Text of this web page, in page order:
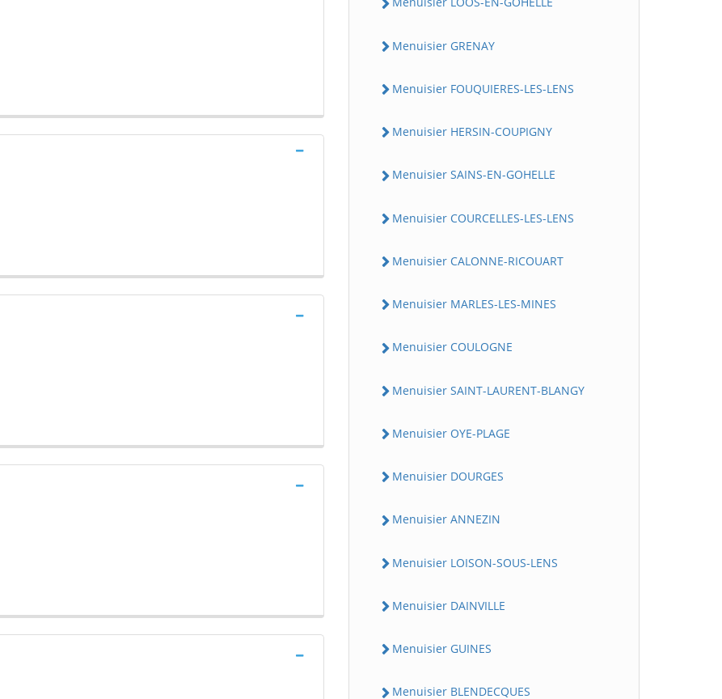
Menuisier GRENAY
Menuisier FOUQUIERES-LES-LENS
Menuisier HERSIN-COUPIGNY
Menuisier SAINS-EN-GOHELLE
Menuisier COURCELLES-LES-LENS
Menuisier CALONNE-RICOUART
Menuisier MARLES-LES-MINES
Menuisier COULOGNE
Menuisier SAINT-LAURENT-BLANGY
Menuisier OYE-PLAGE
Menuisier DOURGES
Menuisier ANNEZIN
Menuisier LOISON-SOUS-LENS
Menuisier DAINVILLE
Menuisier GUINES
Menuisier BLENDECQUES